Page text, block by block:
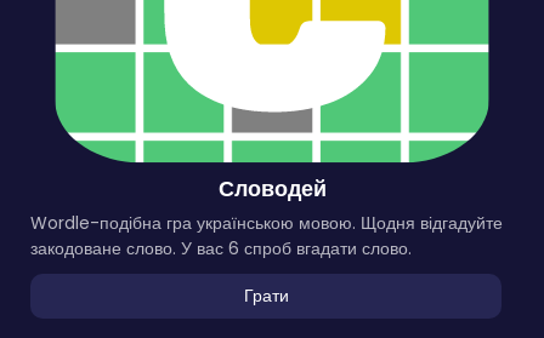
Словодей
Wordle-подібна гра українською мовою. Щодня відгадуйте
закодоване слово. У вас 6 спроб вгадати слово.
Грати